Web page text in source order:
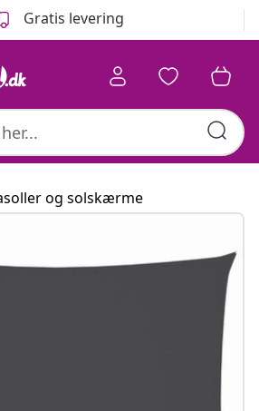
Gratis levering
og solskærme